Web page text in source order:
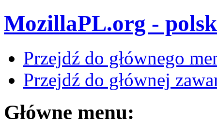
MozillaPL.org -
Przejdź do głównego
Przejdź do głównej
Główne menu: